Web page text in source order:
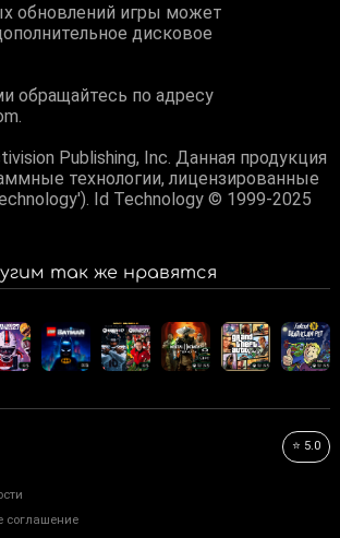
обновлений игры может
дисковое
обращайтесь по адресу
Publishing, Inc. Данная продукция
технологии, лицензированные
Id Technology © 1999-2025
так же нравятся
⭐ 5.0
соглашение